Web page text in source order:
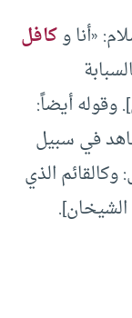
«أنا وكافل
وقوله أيضاً:
في سبيل
الذي
الشيخان].